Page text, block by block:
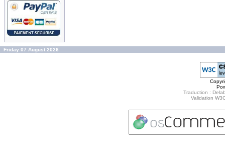
Friday 07 August 2026
Traduction :
Validation